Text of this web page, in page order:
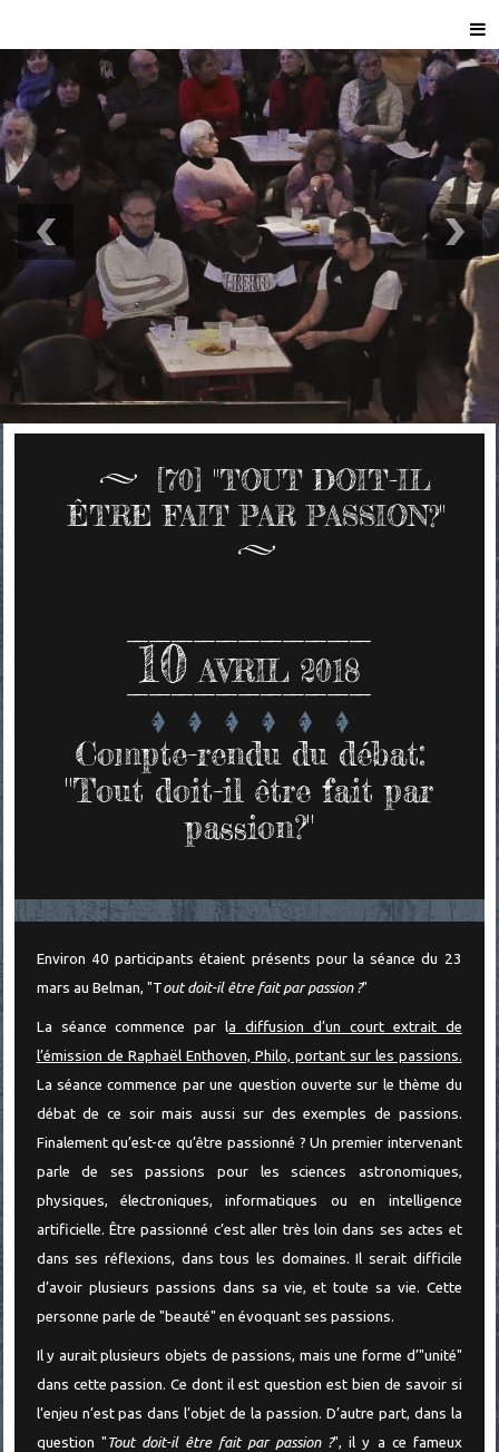
[70] "TOUT DOIT-IL
ÊTRE FAIT PAR PASSION?"
10 AVRIL 2018
Compte-rendu du débat:
"Tout doit-il être fait par
passion?"
Environ 40 participants étaient présents pour la séance du 23
mars au Belman, "Tout doit-il être fait par passion ?"
La séance commence par la diffusion d’un court extrait de
l’émission de Raphaël Enthoven, Philo, portant sur les passions.
La séance commence par une question ouverte sur le thème du
débat de ce soir mais aussi sur des exemples de passions.
Finalement qu’est-ce qu’être passionné ? Un premier intervenant
parle de ses passions pour les sciences astronomiques,
physiques, électroniques, informatiques ou en intelligence
artificielle. Être passionné c’est aller très loin dans ses actes et
dans ses réflexions, dans tous les domaines. Il serait difficile
d’avoir plusieurs passions dans sa vie, et toute sa vie. Cette
personne parle de "beauté" en évoquant ses passions.
Il y aurait plusieurs objets de passions, mais une forme d’"unité"
dans cette passion. Ce dont il est question est bien de savoir si
l’enjeu n’est pas dans l’objet de la passion. D’autre part, dans la
question " Tout doit-il être fait par passion ?", il y a ce fameux